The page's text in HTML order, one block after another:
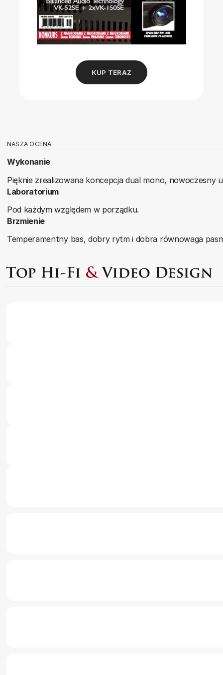
KUP TERAZ
NASZA OCENA
Wykonanie
Pięknie zrealizowana koncepcja dual mono,
Laboratorium
Pod każdym względem w porządku.
Brzmienie
Temperamentny bas, dobry rytm i dobra równowaga